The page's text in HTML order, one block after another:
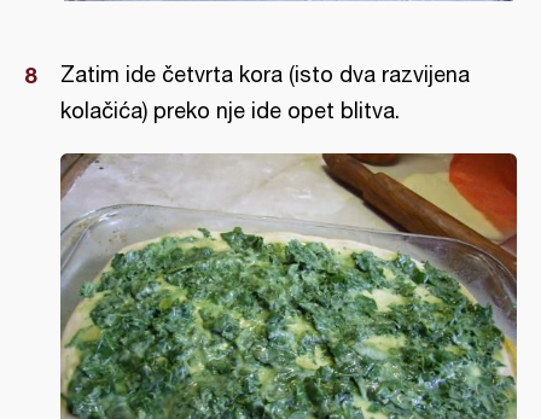
Zatim ide četvrta kora (isto dva razvijena
kolačića) preko nje ide opet blitva.